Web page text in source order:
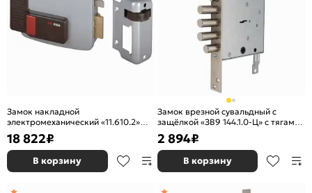
Замок накладной
электромеханический «11.610.2»
(дверь левая, открывается внутрь)
Хром
18 822₽
В корзину
Замок врезной сувальдный с
защёлкой «ЗВ9 144.1.0-Ц» с тягами,
5 кл. Хром
2 894₽
В корзину